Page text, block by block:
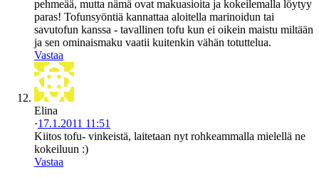
pehmeää, mutta nämä ovat makuasioita ja kokeilemalla löytyy
paras! Tofunsyöntiä kannattaa aloitella marinoidun tai
savutofun kanssa - tavallinen tofu kun ei oikein maistu miltään
ja sen ominaismaku vaatii kuitenkin vähän totuttelua.
Vastaa
Elina
·17.1.2011 11:51
Kiitos tofu- vinkeistä, laitetaan nyt rohkeammalla mielellä ne
kokeiluun :)
Vastaa